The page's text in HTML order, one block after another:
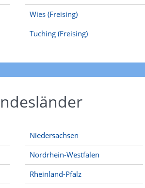
Wies (Freising)
Tuching (Freising)
Niedersachsen
Nordrhein-Westfalen
Rheinland-Pfalz